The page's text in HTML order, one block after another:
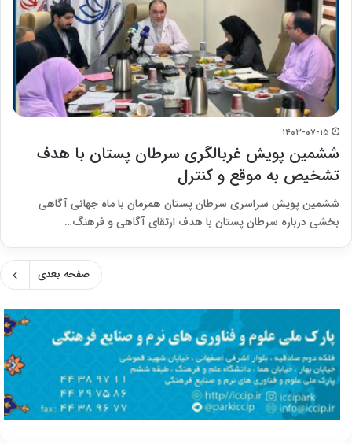
۱۴۰۳-۰۷-۱۵
ششمین پویش غربالگری سرطان پستان با هدف
تشخیص به موقع و کنترل
ششمین پویش سراسری سرطان پستان همزمان با ماه جهانی آگاهی
بخشی درباره سرطان پستان با هدف ارتقای آگاهی و فرهنگ…
صفحه بعدی